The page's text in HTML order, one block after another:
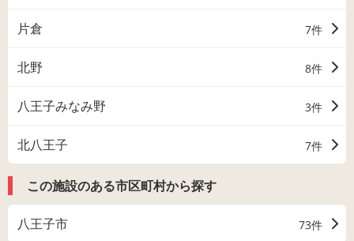
片倉 7件
北野 8件
八王子みなみ野 3件
北八王子 7件
この施設のある市区町村から探す
八王子市 73件